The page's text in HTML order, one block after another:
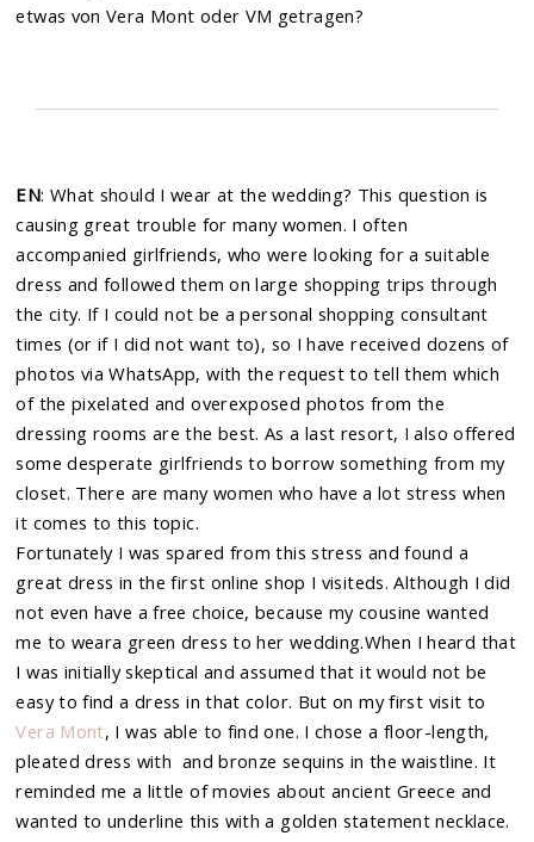
etwas von Vera Mont oder VM getragen?
EN: What should I wear at the wedding? This question is
causing great trouble for many women. I often
accompanied girlfriends, who were looking for a suitable
dress and followed them on large shopping trips through
the city. If I could not be a personal shopping consultant
times (or if I did not want to), so I have received dozens of
photos via WhatsApp, with the request to tell them which
of the pixelated and overexposed photos from the
dressing rooms are the best. As a last resort, I also offered
some desperate girlfriends to borrow something from my
closet. There are many women who have a lot stress when
it comes to this topic.
Fortunately I was spared from this stress and found a
great dress in the first online shop I visiteds. Although I did
not even have a free choice, because my cousine wanted
me to weara green dress to her wedding.When I heard that
I was initially skeptical and assumed that it would not be
easy to find a dress in that color. But on my first visit to
Vera Mont, I was able to find one. I chose a floor-length,
pleated dress with and bronze sequins in the waistline. It
reminded me a little of movies about ancient Greece and
wanted to underline this with a golden statement necklace.